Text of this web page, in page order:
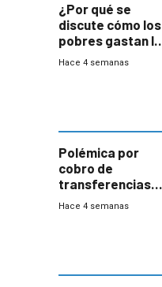
¿Por qué se
discute cómo los
pobres gastan la
plata?
Hace 4 semanas
Polémica por
cobro de
transferencias
del Mides en
Hace 4 semanas